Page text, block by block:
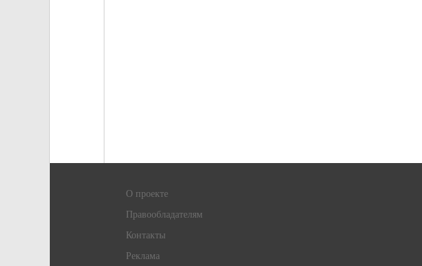
О проекте
Правообладателям
Контакты
Реклама